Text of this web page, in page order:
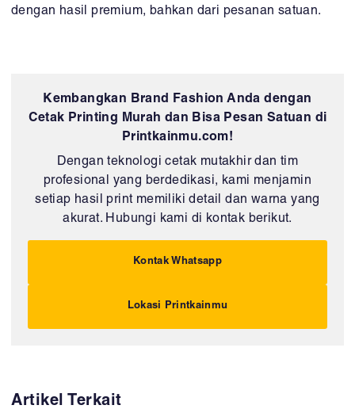
dengan hasil premium, bahkan dari pesanan satuan.
Kembangkan Brand Fashion Anda dengan
Cetak Printing Murah dan Bisa Pesan Satuan di
Printkainmu.com!
Dengan teknologi cetak mutakhir dan tim
profesional yang berdedikasi, kami menjamin
setiap hasil print memiliki detail dan warna yang
akurat. Hubungi kami di kontak berikut.
Kontak Whatsapp
Lokasi Printkainmu
Artikel Terkait